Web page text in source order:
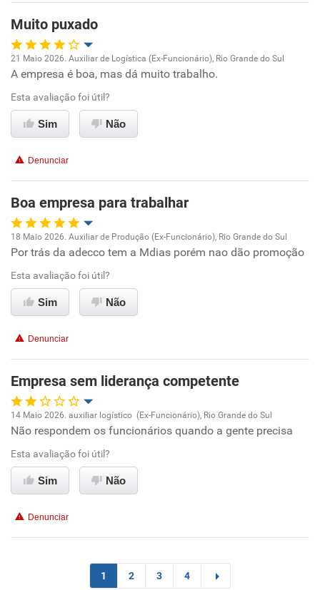
Recomenda esta empresa
Recomenda a diretoria
Muito puxado
Oportunidade de promoção
Ambiente de trabalho
Benefícios
Não recomenda esta empresa
Não recomenda a diretoria
21 Maio 2026. Auxiliar de Logística (Ex-Funcionário), Rio Grande do Sul
A empresa é boa, mas dá muito trabalho.
Esta avaliação foi útil?
Sim Não
Denunciar
Boa empresa para trabalhar
Oportunidade de promoção
Ambiente de trabalho
Benefícios
Recomenda esta empresa
Recomenda a diretoria
18 Maio 2026. Auxiliar de Produção (Ex-Funcionário), Rio Grande do Sul
Por trás da adecco tem a Mdias porém nao dão promoção
Esta avaliação foi útil?
Sim Não
Denunciar
Empresa sem liderança competente
Oportunidade de promoção
Ambiente de trabalho
Benefícios
Não recomenda esta empresa
14 Maio 2026. auxiliar logístico (Ex-Funcionário), Rio Grande do Sul
Não respondem os funcionários quando a gente precisa
Esta avaliação foi útil?
Sim Não
Denunciar
1 2 3 4